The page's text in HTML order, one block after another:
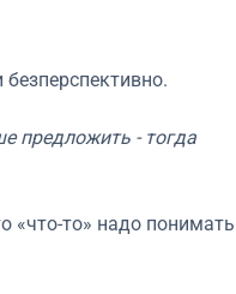
предложить - тогда
«что-то» надо понимать